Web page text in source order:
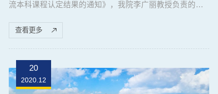
流本科课程认定结果的通知》，我院李广丽教授负责的
课程获认定为省级线上线下混合式一流本科课程。由杨奇
慧教授负责的《饲料学》、陈刚教授负责的《鱼类增养殖
省级线下一流本科课程。近年来，我院深入贯彻落实《教
育部关于一流本科课程建设的实施意见》，按照学校...
查看更多
20
2020.12